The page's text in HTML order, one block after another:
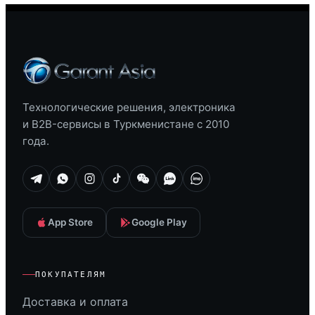
Технологические решения, электроника
и B2B-сервисы в Туркменистане с 2010
года.
App Store Google Play
ПОКУПАТЕЛЯМ
Доставка и оплата